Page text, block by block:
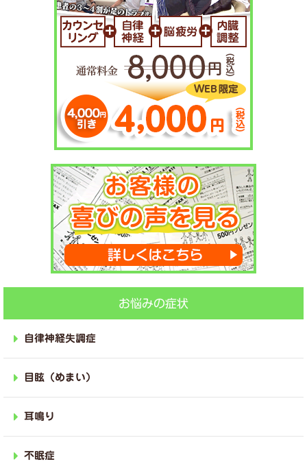
お悩みの症状
自律神経失調症
目眩（めまい）
耳鳴り
不眠症